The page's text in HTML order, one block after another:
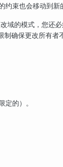
束也会移动到新
域的模式，您还
制确保更改所有
的）。